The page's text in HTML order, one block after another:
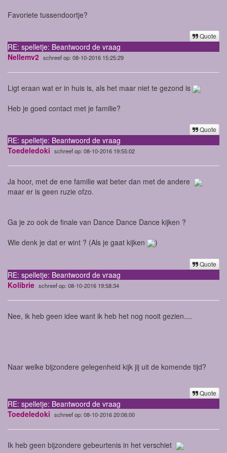
Favoriete tussendoortje?
Quote
RE: spelletje: Beantwoord de vraag
Nellemv2 schreef op: 08-10-2016 15:25:29
Ligt eraan wat er in huis is, als het maar niet te gezond is
Heb je goed contact met je familie?
Quote
RE: spelletje: Beantwoord de vraag
Toedeledoki schreef op: 08-10-2016 19:55:02
Ja hoor, met de ene familie wat beter dan met de andere
maar er is geen ruzie ofzo.
Ga je zo ook de finale van Dance Dance Dance kijken ?
Wie denk je dat er wint ? (Als je gaat kijken
)
Quote
RE: spelletje: Beantwoord de vraag
Kolibrie schreef op: 08-10-2016 19:58:34
Nee, ik heb geen idee want ik heb het nog nooit gezien....
Naar welke bijzondere gelegenheid kijk jij uit de komende tijd?
Quote
RE: spelletje: Beantwoord de vraag
Toedeledoki schreef op: 08-10-2016 20:06:00
Ik heb geen bijzondere gebeurtenis in het verschiet